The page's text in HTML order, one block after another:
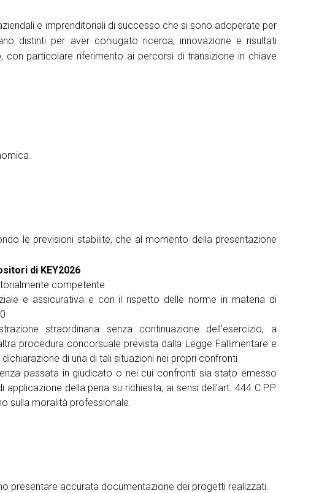
arrow_drop_down
e imprenditoriali di successo che si sono adoperate per
distinti per aver coniugato ricerca, innovazione e risultati
particolare riferimento ai percorsi di transizione in chiave
le previsioni stabilite, che al momento della presentazione
di KEY2026
competente
e assicurativa e con il rispetto delle norme in materia di
straordinaria senza continuazione dell’esercizio, a
procedura concorsuale prevista dalla Legge Fallimentare e
di una di tali situazioni nei propri confronti​
passata in giudicato o nei cui confronti sia stato emesso
della pena su richiesta, ai sensi dell’art. 444 C.P.P.
sulla moralità professionale.
presentare accurata documentazione dei progetti realizzati.